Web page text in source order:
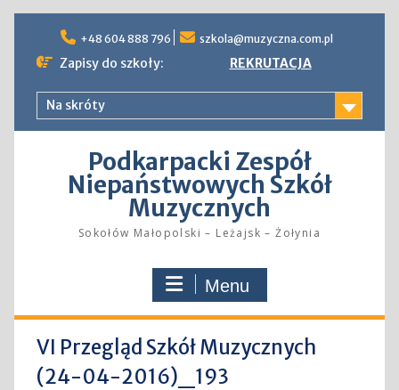
content
+48 604 888 796 szkola@muzyczna.com.pl
Zapisy do szkoły: REKRUTACJA
Na skróty
Podkarpacki Zespół
Niepaństwowych Szkół
Muzycznych
Sokołów Małopolski – Leżajsk – Żołynia
Menu
VI Przegląd Szkół Muzycznych
(24-04-2016)_193